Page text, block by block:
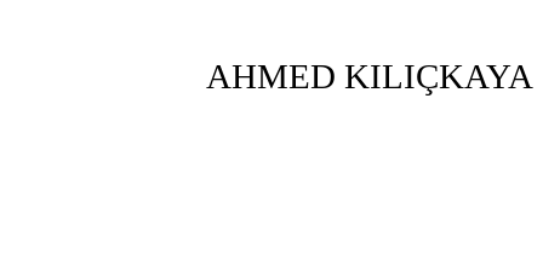
AHMED KILIÇKAYA